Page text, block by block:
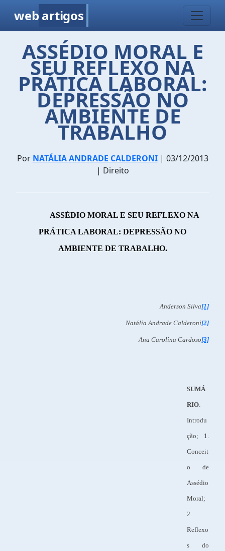
web artigos
ASSÉDIO MORAL E
SEU REFLEXO NA
PRÁTICA LABORAL:
DEPRESSÃO NO
AMBIENTE DE
TRABALHO
Por NATÁLIA ANDRADE CALDERONI| 03/12/2013
| Direito
ASSÉDIO MORAL E SEU REFLEXO NA
PRÁTICA LABORAL: DEPRESSÃO NO
AMBIENTE DE TRABALHO.
Anderson Silva[1]
Natália Andrade Calderoni[2]
Ana Carolina Cardoso[3]
SUMÁ
RIO:
Introdu
ção; 1.
Conceit
o de
Assédio
Moral;
2.
Reflexo
s do